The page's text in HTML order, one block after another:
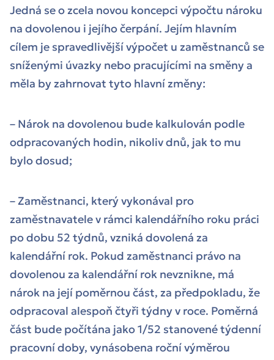
Jedná se o zcela novou koncepci výpočtu nároku
na dovolenou i jejího čerpání. Jejím hlavním
cílem je spravedlivější výpočet u zaměstnanců se
sníženými úvazky nebo pracujícími na směny a
měla by zahrnovat tyto hlavní změny:
– Nárok na dovolenou bude kalkulován podle
odpracovaných hodin, nikoliv dnů, jak to mu
bylo dosud;
– Zaměstnanci, který vykonával pro
zaměstnavatele v rámci kalendářního roku práci
po dobu 52 týdnů, vzniká dovolená za
kalendářní rok. Pokud zaměstnanci právo na
dovolenou za kalendářní rok nevznikne, má
nárok na její poměrnou část, za předpokladu, že
odpracoval alespoň čtyři týdny v roce. Poměrná
část bude počítána jako 1/52 stanovené týdenní
pracovní doby, vynásobena roční výměrou